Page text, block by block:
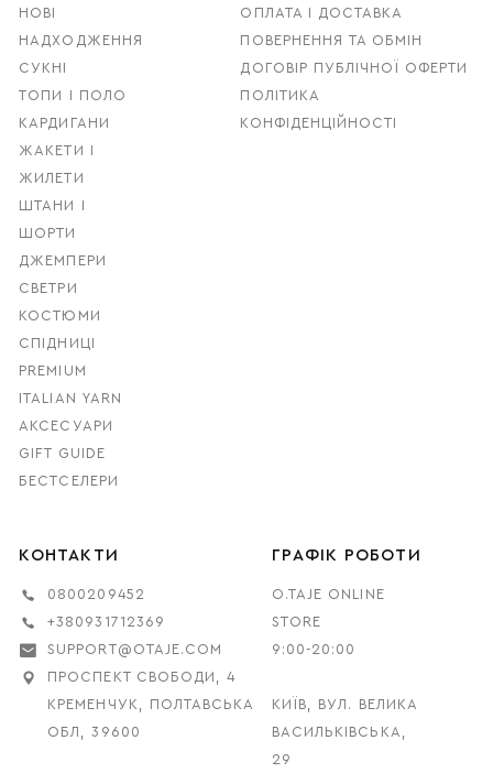
НОВІ
НАДХОДЖЕННЯ
СУКНІ
ТОПИ І ПОЛО
КАРДИГАНИ
ЖАКЕТИ І
ЖИЛЕТИ
ШТАНИ І
ШОРТИ
ДЖЕМПЕРИ
СВЕТРИ
КОСТЮМИ
СПІДНИЦІ
PREMIUM
ITALIAN YARN
АКСЕСУАРИ
GIFT GUIDE
БЕСТСЕЛЕРИ
ОПЛАТА І ДОСТАВКА
ПОВЕРНЕННЯ ТА ОБМІН
ДОГОВІР ПУБЛІЧНОЇ ОФЕРТИ
ПОЛІТИКА
КОНФІДЕНЦІЙНОСТІ
КОНТАКТИ
0800209452
+380931712369
SUPPORT@OTAJE.COM
ПРОСПЕКТ СВОБОДИ, 4
КРЕМЕНЧУК, ПОЛТАВСЬКА
ОБЛ, 39600
ГРАФІК РОБОТИ
O.TAJE ONLINE
STORE
9:00-20:00
КИЇВ, ВУЛ. ВЕЛИКА
ВАСИЛЬКІВСЬКА,
29